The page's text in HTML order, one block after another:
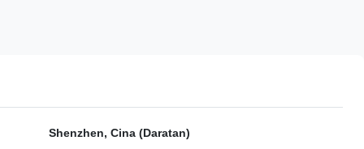
Shenzhen, Cina (Daratan)